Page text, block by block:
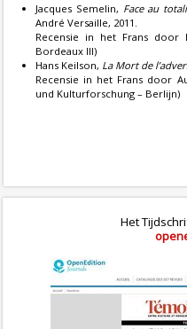
Jacques Semelin, Face au
André Versaille, 2011.
Recensie in het Frans door
Bordeaux III)
Hans Keilson, La Mort de
Recensie in het Frans door
und Kulturforschung – Berlijn)
Het